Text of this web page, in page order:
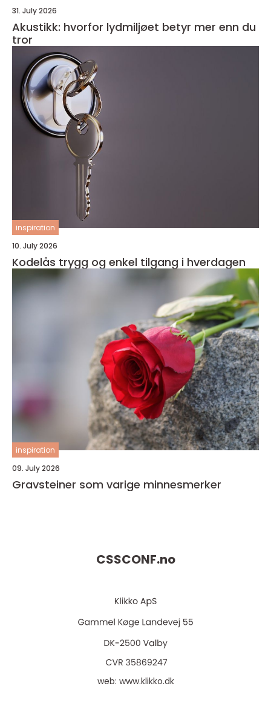
31. July 2026
Akustikk: hvorfor lydmiljøet betyr mer enn du
tror
inspiration
10. July 2026
Kodelås trygg og enkel tilgang i hverdagen
inspiration
09. July 2026
Gravsteiner som varige minnesmerker
CSSCONF.no
web: www.klikko.dk